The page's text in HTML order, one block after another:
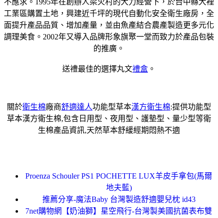
工業區購置土地，興建近千坪的現代自動化安全衛生廠房，全
面提升產品品質、增加產量，並由魚產結合農產製造更多元化
調理美食。2002年又導入品牌形象旗聚一堂而致力於產品包裝
的推廣。
送禮最佳的選擇丸文禮盒 。
關於衛生棉廠商舒適達人功能型草本漢方衛生棉:提供功能型
草本漢方衛生棉,包含日用型、夜用型、護墊型、量少型等衛
生棉產品資訊,天然草本舒緩經期悶熱不適
Proenza Schouler PS1 POCHETTE LUX羊皮手拿包(馬爾
地夫藍)
推薦分享-魔法Baby 台灣製造舒適嬰兒枕 id43
7net購物網【奶油獅】星空飛行-台灣製美國抗菌表布雙